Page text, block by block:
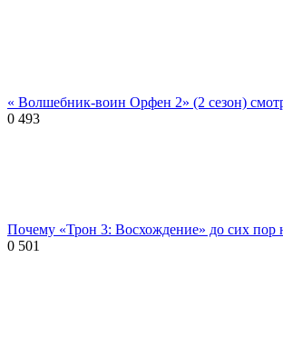
« Волшебник-воин Орфен 2» (2 сезон)
0 493
Почему «Трон 3: Восхождение» до сих пор
0 501